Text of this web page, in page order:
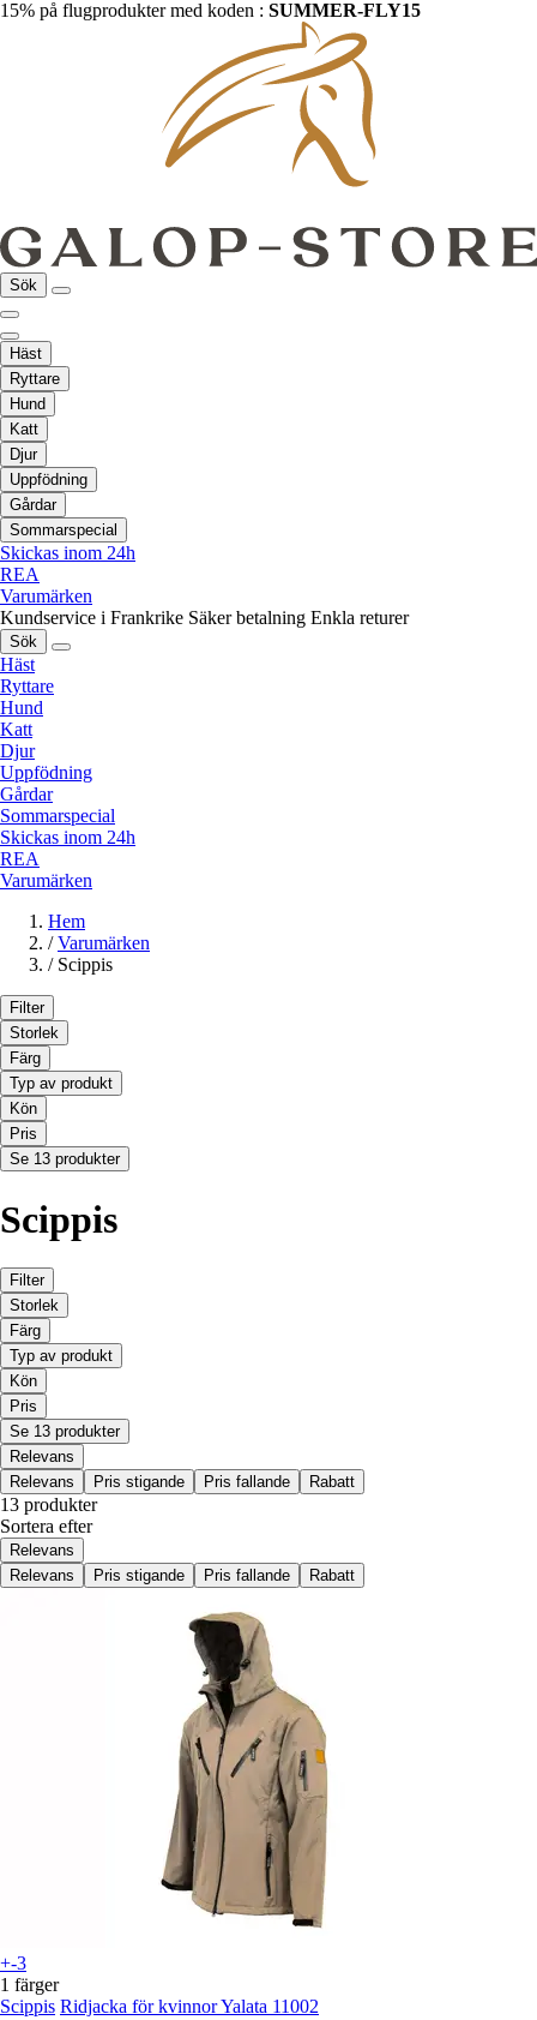
15% på flugprodukter med koden : SUMMER-FLY15
Sök
Häst
Ryttare
Hund
Katt
Djur
Uppfödning
Gårdar
Sommarspecial
Skickas inom 24h
REA
Varumärken
Kundservice i Frankrike Säker betalning Enkla returer
Sök
Häst
Ryttare
Hund
Katt
Djur
Uppfödning
Gårdar
Sommarspecial
Skickas inom 24h
REA
Varumärken
Hem
/ Varumärken
/ Scippis
Filter
Storlek
Färg
Typ av produkt
Kön
Pris
Se 13 produkter
Scippis
Filter
Storlek
Färg
Typ av produkt
Kön
Pris
Se 13 produkter
Relevans
Relevans
Pris stigande Pris fallande Rabatt
13 produkter
Sortera efter
Relevans
Relevans
Pris stigande Pris fallande Rabatt
+-3
1 färger
Scippis Ridjacka för kvinnor Yalata 11002